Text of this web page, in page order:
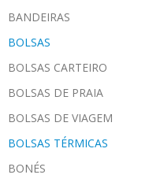
BANDEIRAS
BOLSAS
BOLSAS CARTEIRO
BOLSAS DE PRAIA
BOLSAS DE VIAGEM
BOLSAS TÉRMICAS
BONÉS